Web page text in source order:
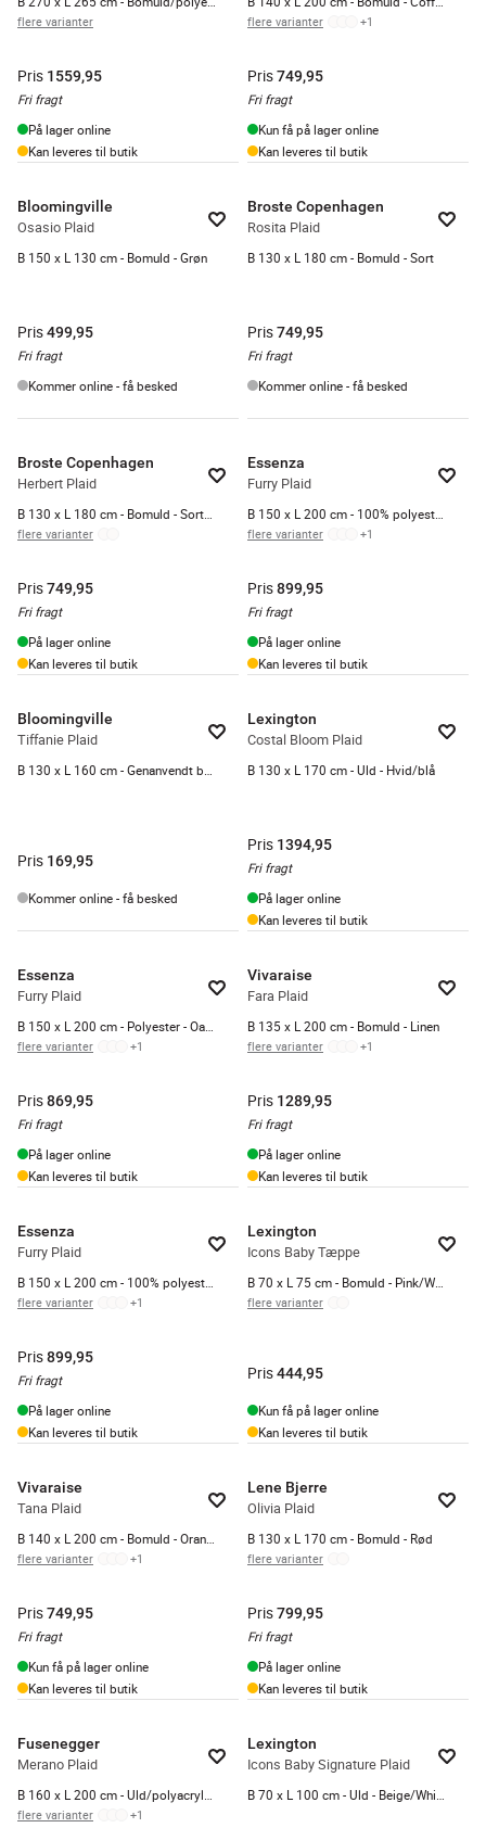
flere varianter
Pris 1559,95
Fri fragt
På lager online
Kan leveres til butik
flere varianter +1
Pris749,95
Fri fragt
Kun få på lager online
Kan leveres til butik
Bloomingville
Osasio Plaid
B 150 x L 130 cm - Bomuld - Grøn
Pris499,95
Fri fragt
Kommer online - få besked
Broste Copenhagen
Rosita Plaid
B 130 x L 180 cm - Bomuld - Sort
Pris749,95
Fri fragt
Kommer online - få besked
Broste Copenhagen
Herbert Plaid
flere varianter
Pris749,95
Fri fragt
På lager online
Kan leveres til butik
Essenza
Furry Plaid
flere varianter +1
Pris899,95
Fri fragt
På lager online
Kan leveres til butik
Bloomingville
Tiffanie Plaid
Pris 169,95
Kommer online - få besked
Lexington
Costal Bloom Plaid
B 130 x L 170 cm - Uld - Hvid/blå
Pris 1394,95
Fri fragt
På lager online
Kan leveres til butik
Essenza
Furry Plaid
flere varianter +1
Pris869,95
Fri fragt
På lager online
Kan leveres til butik
Vivaraise
Fara Plaid
B 135 x L 200 cm - Bomuld - Linen
flere varianter +1
Pris 1289,95
Fri fragt
På lager online
Kan leveres til butik
Essenza
Furry Plaid
flere varianter +1
Pris899,95
Fri fragt
På lager online
Kan leveres til butik
Lexington
Icons Baby Tæppe
flere varianter
Pris444,95
Kun få på lager online
Kan leveres til butik
Vivaraise
Tana Plaid
flere varianter +1
Pris749,95
Fri fragt
Kun få på lager online
Kan leveres til butik
Lene Bjerre
Olivia Plaid
B 130 x L 170 cm - Bomuld - Rød
flere varianter
Pris799,95
Fri fragt
På lager online
Kan leveres til butik
Fusenegger
Merano Plaid
flere varianter +1
Lexington
Icons Baby Signature Plaid